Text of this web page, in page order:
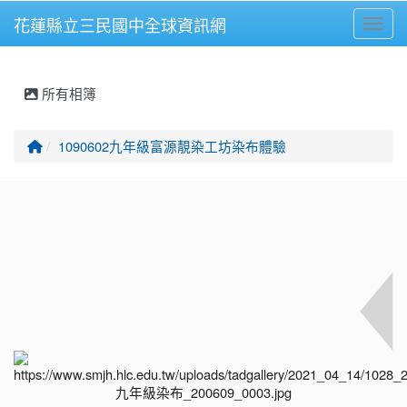
⏸
花蓮縣立三民國中全球資訊網
所有相簿
回首頁
1090602九年級富源靚染工坊染布體驗